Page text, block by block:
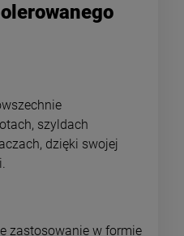
szyldach
dzięki swojej
zastosowanie w formie